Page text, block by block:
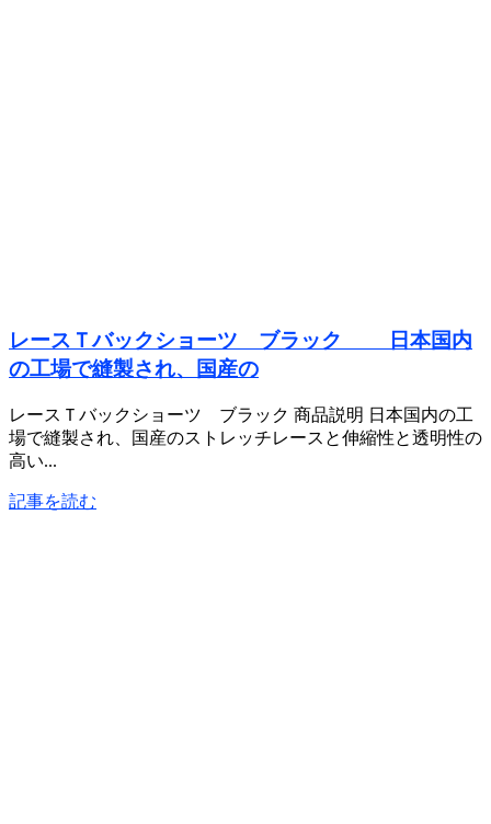
レースＴバックショーツ ブラック 日本国内
の工場で縫製され、国産の
レースＴバックショーツ ブラック 商品説明 日本国内の工
場で縫製され、国産のストレッチレースと伸縮性と透明性の
高い...
記事を読む